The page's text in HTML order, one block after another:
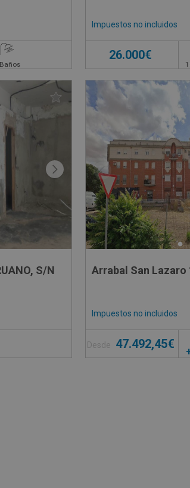
Baños
Impuestos no incluidos
26.000€
S/N
Impuestos no incluidos
Desde 47.492,45€